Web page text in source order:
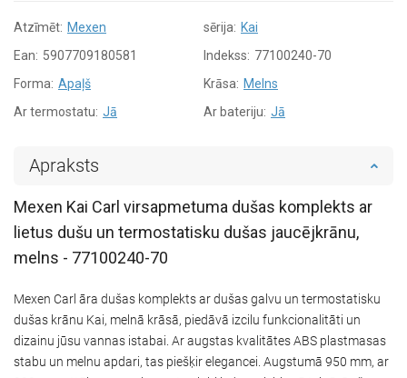
Atzīmēt: Mexen sērija: Kai
Ean: 5907709180581 Indekss: 77100240-70
Forma: Apaļš Krāsa: Melns
Ar termostatu: Jā Ar bateriju: Jā
Apraksts
Mexen Kai Carl virsapmetuma dušas komplekts ar
lietus dušu un termostatisku dušas jaucējkrānu,
melns - 77100240-70
Mexen Carl āra dušas komplekts ar dušas galvu un termostatisku
dušas krānu Kai, melnā krāsā, piedāvā izcilu funkcionalitāti un
dizainu jūsu vannas istabai. Ar augstas kvalitātes ABS plastmasas
stabu un melnu apdari, tas piešķir elegancei. Augstumā 950 mm, ar